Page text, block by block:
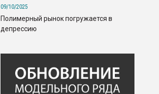
09/10/2025
Полимерный рынок погружается в
депрессию